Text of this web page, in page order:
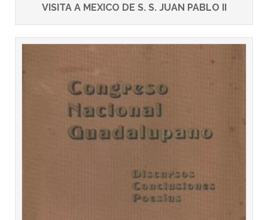
VISITA A MEXICO DE S. S. JUAN PABLO II